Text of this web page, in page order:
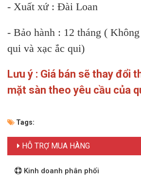
- Xuất xứ : Đài Loan
- Bảo hành : 12 tháng (
qui và xạc ắc qui)
Lưu ý : Giá bán sẽ thay đổi
mặt sàn theo yêu cầu của
Tags:
HỖ TRỢ MUA HÀNG
Kinh doanh phân phối